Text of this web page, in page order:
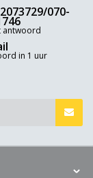
070-
antwoord
in 1 uur